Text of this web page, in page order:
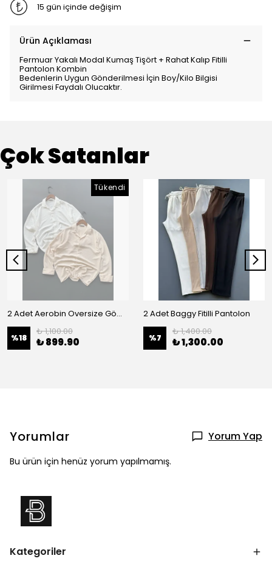
15 gün içinde değişim
Ürün Açıklaması
Fermuar Yakalı Modal Kumaş Tişört + Rahat Kalıp Fitilli
Pantolon Kombin
Bedenlerin Uygun Gönderilmesi İçin Boy/Kilo Bilgisi
Girilmesi Faydalı Olucaktır.
Çok Satanlar
Tükendi
2 Adet Aerobin Oversize Gömlek
%18
₺ 1,100.00
₺ 899.90
2 Adet Baggy Fitilli Pantolon
%7
₺ 1,400.00
₺ 1,300.00
Yorumlar Yorum Yap
Bu ürün için henüz yorum yapılmamış.
Kategoriler